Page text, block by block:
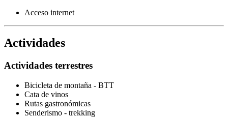
Acceso internet
Actividades
Actividades terrestres
Bicicleta de montaña - BTT
Cata de vinos
Rutas gastronómicas
Senderismo - trekking